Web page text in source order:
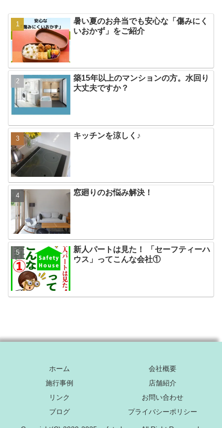
暑い夏のお弁当でも安心な「傷みにく
いおかず」をご紹介
築15年以上のマンションの方。水回り
大丈夫ですか？
キッチンを涼しく♪
窓廻りのお悩み解決！
新人パートは見た！ 「セーフティーハ
ウス」ってこんな会社①
ホーム
会社概要
施行事例
店舗紹介
リンク
お問い合わせ
ブログ
プライバシーポリシー